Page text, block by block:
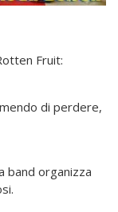
Fruit:
di perdere,
band organizza